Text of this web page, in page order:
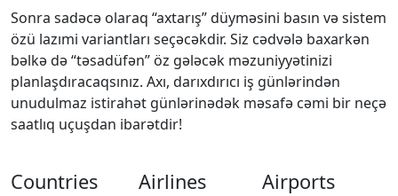
Sonra sadəcə olaraq “axtarış” düyməsini basın və sistem
özü lazımi variantları seçəcəkdir. Siz cədvələ baxarkən
bəlkə də “təsadüfən” öz gələcək məzuniyyətinizi
planlaşdıracaqsınız. Axı, darıxdırıcı iş günlərindən
unudulmaz istirahət günlərinədək məsafə cəmi bir neçə
saatlıq uçuşdan ibarətdir!
Countries Airlines Airports